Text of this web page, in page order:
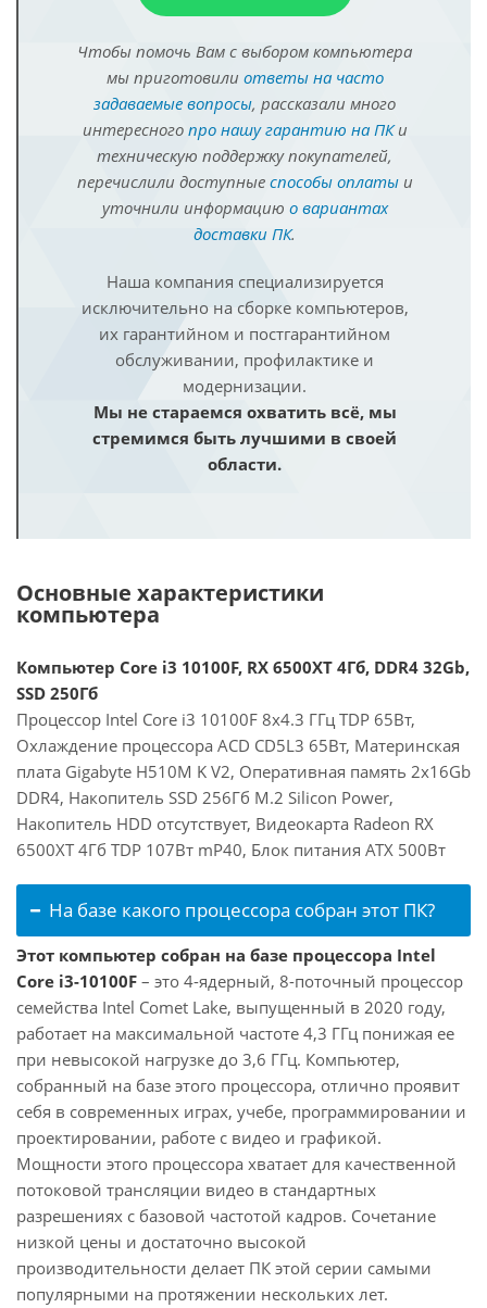
Чтобы помочь Вам с выбором компьютера
мы приготовили ответы на часто
задаваемые вопросы, рассказали много
интересного про нашу гарантию на ПКи
техническую поддержку покупателей,
перечислили доступные способы оплатыи
уточнили информацию о вариантах
доставки ПК.
Наша компания специализируется
исключительно на сборке компьютеров,
их гарантийном и постгарантийном
обслуживании, профилактике и
модернизации.
Мы не стараемся охватить всё, мы
стремимся быть лучшими в своей
области.
Основные характеристики
компьютера
Компьютер Core i3 10100F, RX 6500XT 4Гб, DDR4 32Gb,
SSD 250Гб
Процессор Intel Core i3 10100F 8x4.3 ГГц TDP 65Вт,
Охлаждение процессора ACD CD5L3 65Вт, Материнская
плата Gigabyte H510M K V2, Оперативная память 2x16Gb
DDR4, Накопитель SSD 256Гб M.2 Silicon Power,
Накопитель HDD отсутствует, Видеокарта Radeon RX
6500XT 4Гб TDP 107Вт mP40, Блок питания ATX 500Вт
На базе какого процессора собран этот ПК?
Этот компьютер собран на базе процессора Intel
Core i3-10100F – это 4-ядерный, 8-поточный процессор
семейства Intel Comet Lake, выпущенный в 2020 году,
работает на максимальной частоте 4,3 ГГц понижая ее
при невысокой нагрузке до 3,6 ГГц. Компьютер,
собранный на базе этого процессора, отлично проявит
себя в современных играх, учебе, программировании и
проектировании, работе с видео и графикой.
Мощности этого процессора хватает для качественной
потоковой трансляции видео в стандартных
разрешениях с базовой частотой кадров. Сочетание
низкой цены и достаточно высокой
производительности делает ПК этой серии самыми
популярными на протяжении нескольких лет.